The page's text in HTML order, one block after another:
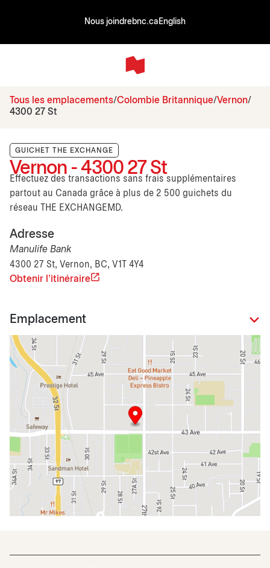
Nous joindrebnc.ca English
Tous les emplacements Colombie Britannique Vernon
4300 27 St
GUICHET THE EXCHANGE
Vernon - 4300 27 St
Effectuez des transactions sans frais supplémentaires
partout au Canada grâce à plus de 2 500 guichets du
réseau THE EXCHANGEMD.
Adresse
Manulife Bank
4300 27 St, Vernon, BC, V1T 4Y4
Obtenir l'itinéraire
Emplacement